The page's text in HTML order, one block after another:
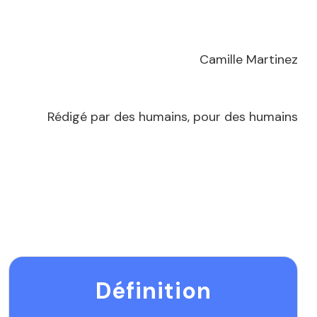
Camille Martinez
Rédigé par des humains, pour des humains
Définition